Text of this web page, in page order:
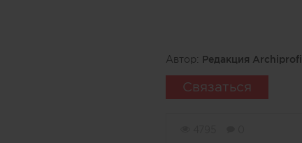
Автор: Редакция Archiprofi
Связаться